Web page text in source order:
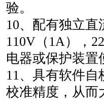
验。
10、配有独立
110V（1A），
电器或保护装置
11、具有软件
校准精度，从而